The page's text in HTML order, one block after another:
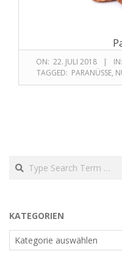
ON: 22. JULI 2018 IN:
TAGGED: PARANÜSSE,
KATEGORIEN